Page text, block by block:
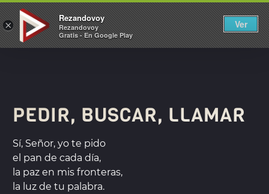
×
Rezandovoy
Rezandovoy
Gratis - En Google Play
Ver
REZANDOVOY
PEDIR, BUSCAR, LLAMAR
Sí, Señor, yo te pido
el pan de cada día,
la paz en mis fronteras,
la luz de tu palabra.